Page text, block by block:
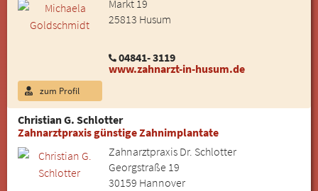
Markt 19
25813 Husum
04841- 3119
www.zahnarzt-in-husum.de
zum Profil
Christian G. Schlotter
Zahnarztpraxis günstige Zahnimplantate
Zahnarztpraxis Dr. Schlotter
Georgstraße 19
30159 Hannover